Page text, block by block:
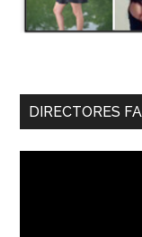
DIRECTORES